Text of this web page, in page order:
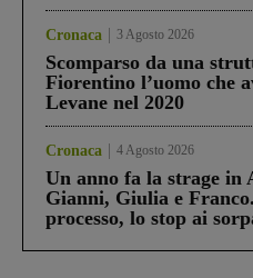
Cronaca 3 Agosto 2026
Scomparso da una
Fiorentino l’uomo che
Levane nel 2020
Cronaca 4 Agosto 2026
Un anno fa la strage in
Gianni, Giulia e
processo, lo stop ai